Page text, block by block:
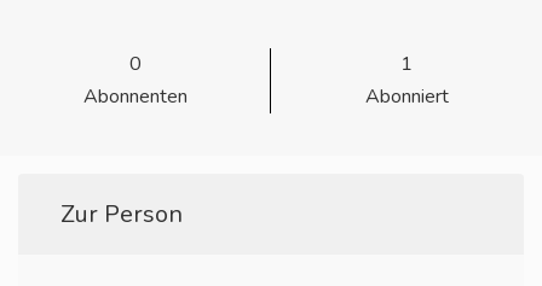
0
Abonnenten
1
Abonniert
Zur Person